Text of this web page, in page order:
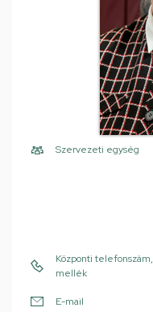
Szervezeti egység
Központi telefonszám,
mellék
E-mail